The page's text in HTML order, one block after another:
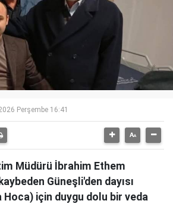
Perşembe 16:41
Müdürü İbrahim Ethem
Güneşli'den dayısı
Hoca) için duygu dolu bir veda